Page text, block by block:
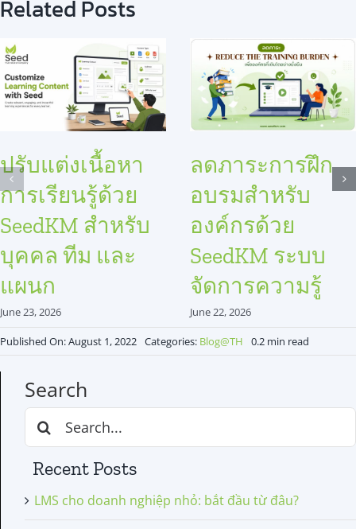
Related Posts
ปรับแต่งเนื้อหา
การเรียนรู้ด้วย
SeedKM สำหรับ
บุคคล ทีม และ
แผนก
June 23, 2026
ลดภาระการฝึก
อบรมสำหรับ
องค์กรด้วย
SeedKM ระบบ
จัดการความรู้
June 22, 2026
Published On: August 1, 2022 Categories: Blog@TH 0.2 min read
Search
Search
for:
Recent Posts
LMS cho doanh nghiệp nhỏ: bắt đầu từ đâu?